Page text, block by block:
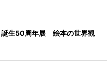
誕生50周年展 絵本の世界観